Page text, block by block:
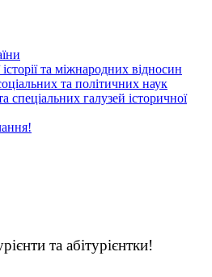
та міжнародних відносин
та політичних наук
спеціальних галузей історичної
та абітурієнтки!